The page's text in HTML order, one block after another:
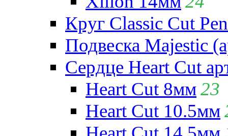
Круг Classic Cut
Подвеска Majestic
Сердце Heart Cut
Heart Cut 8мм23
Heart Cut 10.5мм